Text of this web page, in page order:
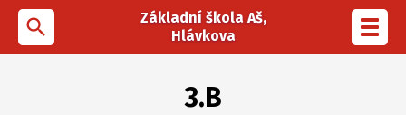
search
Základní škola Aš,
Hlávkova
3.B